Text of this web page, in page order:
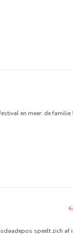
en meer: de familie
speelt zich af